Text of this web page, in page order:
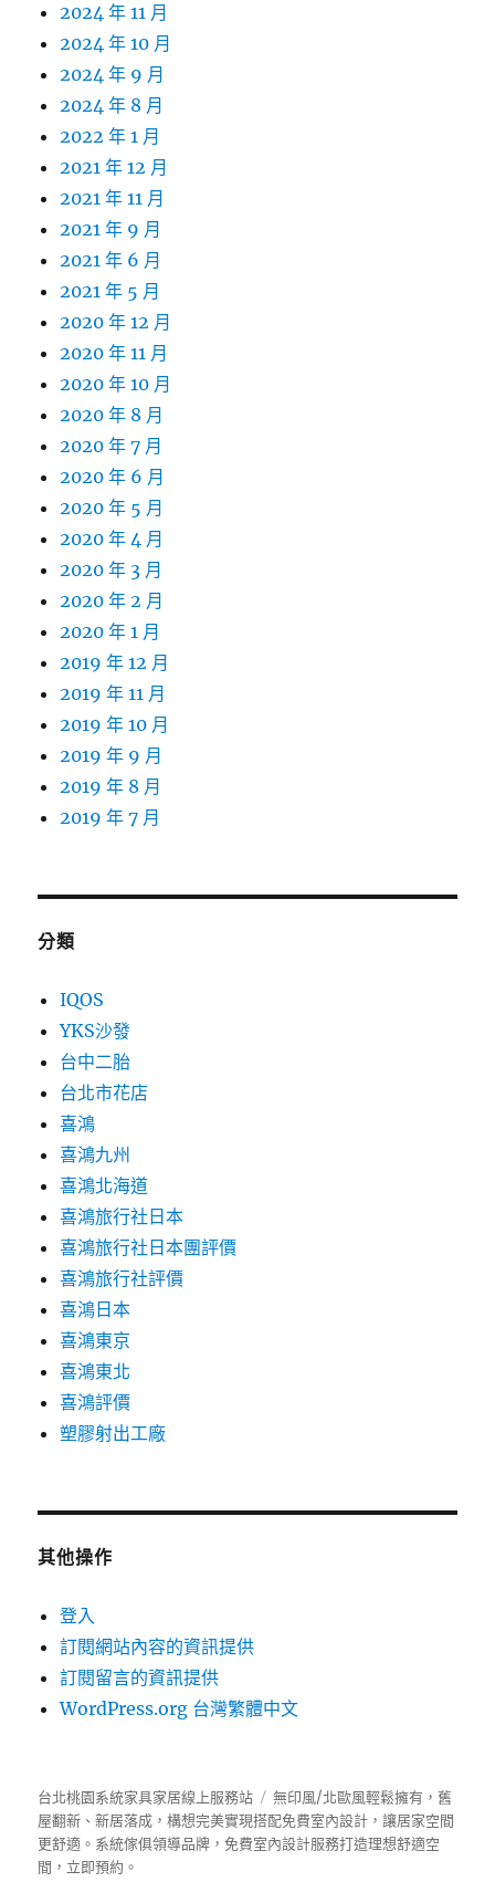
2024 年 11 月
2024 年 10 月
2024 年 9 月
2024 年 8 月
2022 年 1 月
2021 年 12 月
2021 年 11 月
2021 年 9 月
2021 年 6 月
2021 年 5 月
2020 年 12 月
2020 年 11 月
2020 年 10 月
2020 年 8 月
2020 年 7 月
2020 年 6 月
2020 年 5 月
2020 年 4 月
2020 年 3 月
2020 年 2 月
2020 年 1 月
2019 年 12 月
2019 年 11 月
2019 年 10 月
2019 年 9 月
2019 年 8 月
2019 年 7 月
分類
IQOS
YKS沙發
台中二胎
台北市花店
喜鴻
喜鴻九州
喜鴻北海道
喜鴻旅行社日本
喜鴻旅行社日本團評價
喜鴻旅行社評價
喜鴻日本
喜鴻東京
喜鴻東北
喜鴻評價
塑膠射出工廠
其他操作
登入
訂閱網站內容的資訊提供
訂閱留言的資訊提供
WordPress.org 台灣繁體中文
台北桃園系統家具家居線上服務站
無印風/北歐風輕鬆擁有，舊
屋翻新、新居落成，構想完美實現搭配免費室內設計，讓居家空間
更舒適。 系統傢俱領導品牌，免費室內設計服務打造理想舒適空
間，立即預約。